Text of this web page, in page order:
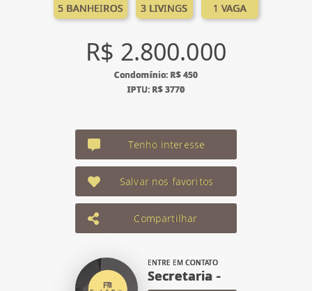
5 BANHEIROS 3 LIVINGS 1 VAGA
R$ 2.800.000
Condomínio: R$ 450
IPTU: R$ 3770
Tenho interesse
Salvar nos favoritos
Compartilhar
ENTRE EM CONTATO
Secretaria -